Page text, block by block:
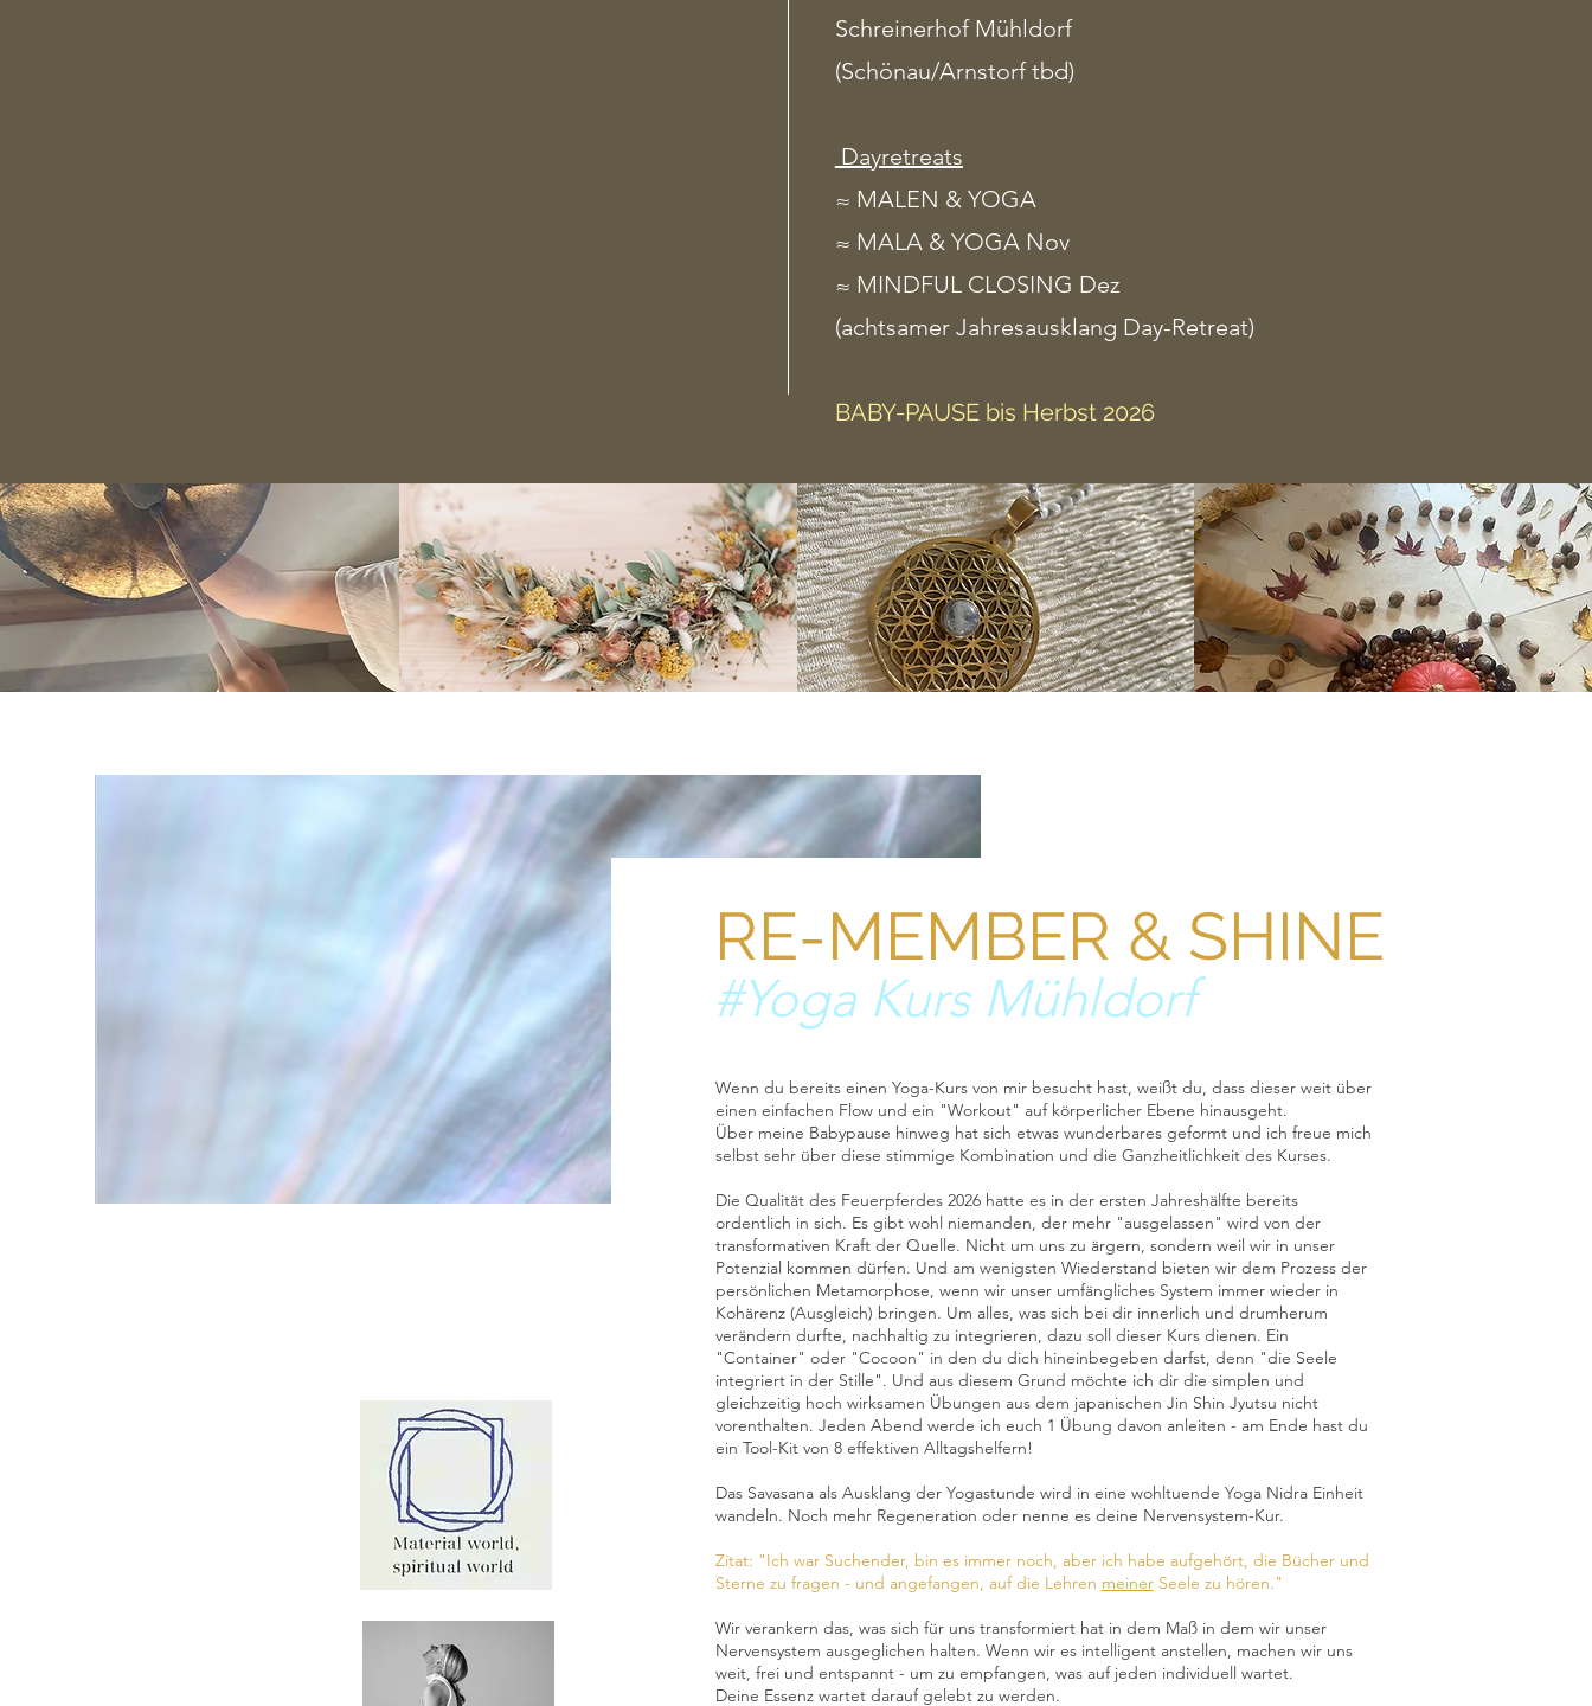
Schreinerhof Mühldorf
(Schönau/Arnstorf tbd)
Dayretreats
≈ MALEN & YOGA
≈ MALA & YOGA Nov
≈ MINDFUL CLOSING Dez
(achtsamer Jahresausklang Day-Retreat)
BABY-PAUSE bis Herbst 2026
RE-MEMBER & SHINE
#Yoga Kurs Mühldorf
Wenn du bereits einen Yoga-Kurs von mir besucht hast, weißt du, dass dieser weit über
einen einfachen Flow und ein "Workout" auf körperlicher Ebene hinausgeht.
Über meine Babypause hinweg hat sich etwas wunderbares geformt und ich freue mich
selbst sehr über diese stimmige Kombination und die Ganzheitlichkeit des Kurses.
Die Qualität des Feuerpferdes 2026 hatte es in der ersten Jahreshälfte bereits
ordentlich in sich. Es gibt wohl niemanden, der mehr "ausgelassen" wird von der
transformativen Kraft der Quelle. Nicht um uns zu ärgern, sondern weil wir in unser
Potenzial kommen dürfen. Und am wenigsten Wiederstand bieten wir dem Prozess der
persönlichen Metamorphose, wenn wir unser umfängliches System immer wieder in
Kohärenz (Ausgleich) bringen. Um alles, was sich bei dir innerlich und drumherum
verändern durfte, nachhaltig zu integrieren, dazu soll dieser Kurs dienen. Ein
"Container" oder "Cocoon" in den du dich hineinbegeben darfst, denn "die Seele
integriert in der Stille". Und aus diesem Grund möchte ich dir die simplen und
gleichzeitig hoch wirksamen Übungen aus dem japanischen Jin Shin Jyutsu nicht
vorenthalten. Jeden Abend werde ich euch 1 Übung davon anleiten - am Ende hast du
ein Tool-Kit von 8 effektiven Alltagshelfern!
Das Savasana als Ausklang der Yogastunde wird in eine wohltuende Yoga Nidra Einheit
wandeln. Noch mehr Regeneration oder nenne es deine Nervensystem-Kur.
Zitat: "Ich war Suchender, bin es immer noch, aber ich habe aufgehört, die Bücher und
Sterne zu fragen - und angefangen, auf die Lehren meinerSeele zu hören."
Wir verankern das, was sich für uns transformiert hat in dem Maß in dem wir unser
Nervensystem ausgeglichen halten. Wenn wir es intelligent anstellen, machen wir uns
weit, frei und entspannt - um zu empfangen, was auf jeden individuell wartet.
Deine Essenz wartet darauf gelebt zu werden.